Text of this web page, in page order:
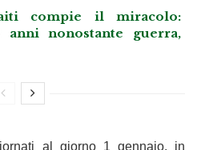
compie il miracolo:
anni nonostante guerra,
al giorno 1 gennaio, in